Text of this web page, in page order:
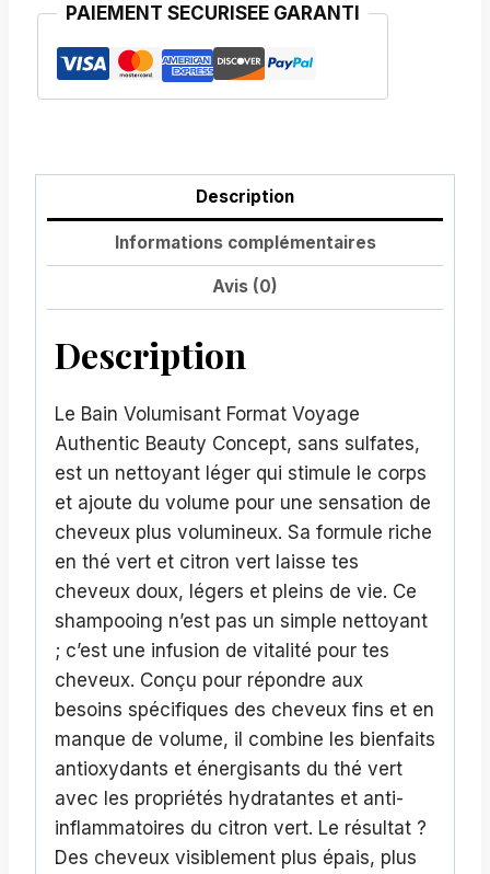
PAIEMENT SECURISEE GARANTI
Description
Informations complémentaires
Avis (0)
Description
Le Bain Volumisant Format Voyage
Authentic Beauty Concept, sans sulfates,
est un nettoyant léger qui stimule le corps
et ajoute du volume pour une sensation de
cheveux plus volumineux. Sa formule riche
en thé vert et citron vert laisse tes
cheveux doux, légers et pleins de vie. Ce
shampooing n’est pas un simple nettoyant
; c’est une infusion de vitalité pour tes
cheveux. Conçu pour répondre aux
besoins spécifiques des cheveux fins et en
manque de volume, il combine les bienfaits
antioxydants et énergisants du thé vert
avec les propriétés hydratantes et anti-
inflammatoires du citron vert. Le résultat ?
Des cheveux visiblement plus épais, plus